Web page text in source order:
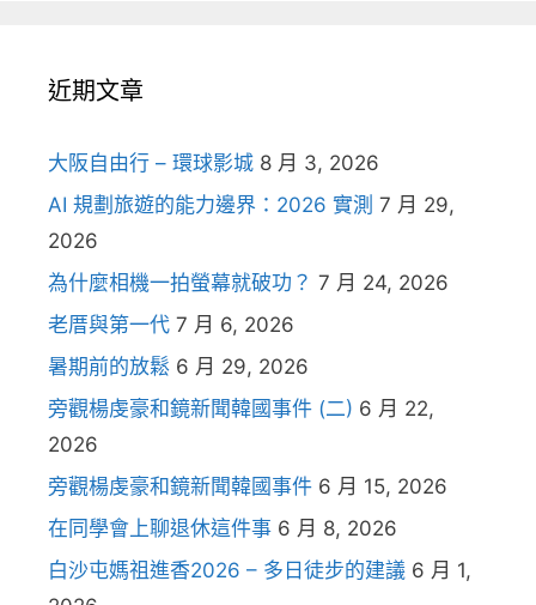
近期文章
大阪自由行 – 環球影城 8 月 3, 2026
AI 規劃旅遊的能力邊界：2026 實測 7 月 29,
2026
為什麼相機一拍螢幕就破功？ 7 月 24, 2026
老厝與第一代 7 月 6, 2026
暑期前的放鬆 6 月 29, 2026
旁觀楊虔豪和鏡新聞韓國事件 (二) 6 月 22,
2026
旁觀楊虔豪和鏡新聞韓國事件 6 月 15, 2026
在同學會上聊退休這件事 6 月 8, 2026
白沙屯媽祖進香2026 – 多日徒步的建議 6 月 1,